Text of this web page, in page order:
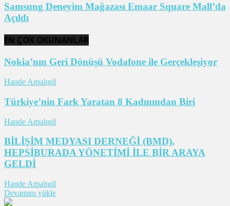
Samsung Deneyim Mağazası Emaar Square Mall’da
Açıldı
EN ÇOK OKUNANLAR
Nokia’nın Geri Dönüşü Vodafone ile Gerçekleşiyor
Hande Arpalıgil
Türkiye’nin Fark Yaratan 8 Kadınından Biri
Hande Arpalıgil
BİLİŞİM MEDYASI DERNEĞİ (BMD),
HEPSİBURADA YÖNETİMİ İLE BİR ARAYA
GELDİ
Hande Arpalıgil
Devamını yükle